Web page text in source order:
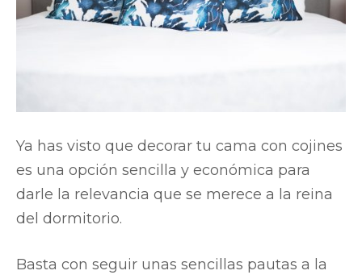
Ya has visto que decorar tu cama con cojines
es una opción sencilla y económica para
darle la relevancia que se merece a la reina
del dormitorio.
Basta con seguir unas sencillas pautas a la